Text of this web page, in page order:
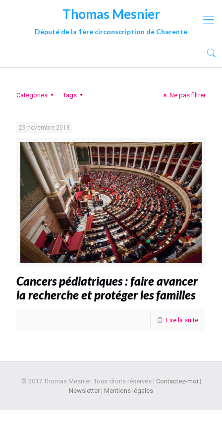
Thomas Mesnier
Député de la 1ère circonscription de Charente
Categories Tags Ne pas filtrer
29 novembre 2018
Cancers pédiatriques : faire avancer
la recherche et protéger les familles
Lire la suite
© 2017 Thomas Mesnier. Tous droits réservés | Contactez-moi |
Newsletter | Mentions légales